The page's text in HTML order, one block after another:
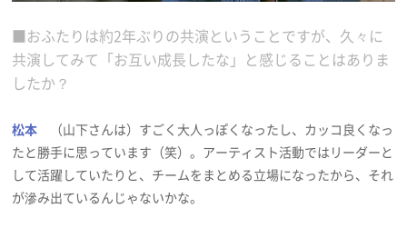
■おふたりは約2年ぶりの共演ということですが、久々に
共演してみて「お互い成長したな」と感じることはありま
したか？
松本 （山下さんは）すごく大人っぽくなったし、カッコ良くなっ
たと勝手に思っています（笑）。アーティスト活動ではリーダーと
して活躍していたりと、チームをまとめる立場になったから、それ
が滲み出ているんじゃないかな。